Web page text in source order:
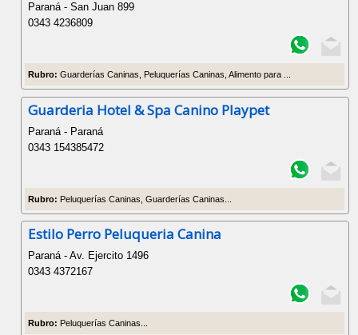
Paraná - San Juan 899
0343 4236809
Rubro: Guarderías Caninas, Peluquerías Caninas, Alimento para ...
Guarderia Hotel & Spa Canino Playpet
Paraná - Paraná
0343 154385472
Rubro: Peluquerías Caninas, Guarderías Caninas...
Estilo Perro Peluqueria Canina
Paraná - Av. Ejercito 1496
0343 4372167
Rubro: Peluquerías Caninas...